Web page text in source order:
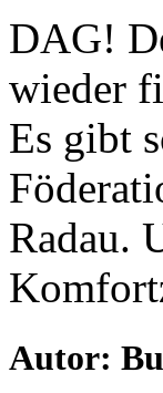
DAG!
wieder
Es gibt
Radau.
Autor: